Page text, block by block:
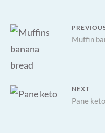
Navigazione
articoli
Muffin
NEXT
Pane